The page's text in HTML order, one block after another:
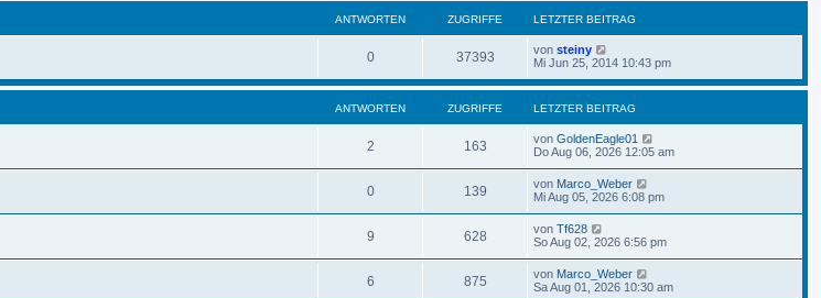
ANTWORTEN ZUGRIFFE LETZTER BEITRAG
0 37393 von steiny
Mi Jun 25, 2014 10:43 pm
ANTWORTEN ZUGRIFFE LETZTER BEITRAG
2 163 von GoldenEagle01
Do Aug 06, 2026 12:05 am
0 139 von Marco_Weber
Mi Aug 05, 2026 6:08 pm
9 628 von Tf628
So Aug 02, 2026 6:56 pm
6 875 von Marco_Weber
Sa Aug 01, 2026 10:30 am